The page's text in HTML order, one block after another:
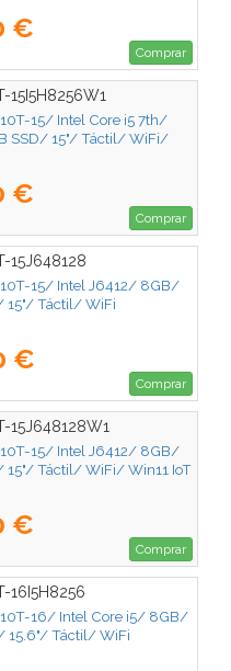
€
Comprar
15I5H8256W1
15/ Intel Core i5 7th/
SSD/ 15"/ Táctil/ WiFi/
€
Comprar
15J648128
10T-15/ Intel J6412/ 8GB/
15"/ Táctil/ WiFi
€
Comprar
15J648128W1
10T-15/ Intel J6412/ 8GB/
15"/ Táctil/ WiFi/ Win11 IoT
€
Comprar
16I5H8256
10T-16/ Intel Core i5/ 8GB/
15.6"/ Táctil/ WiFi